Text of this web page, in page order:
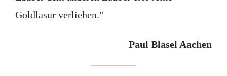
Goldlasur verliehen."
Paul Blasel Aachen